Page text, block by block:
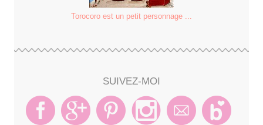
Torocoro est un petit personnage ...
SUIVEZ-MOI